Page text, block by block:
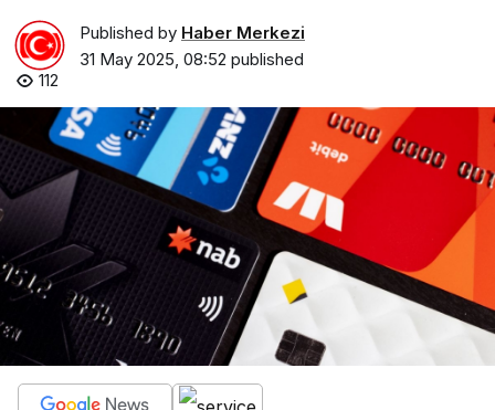
Published by Haber Merkezi
31 May 2025, 08:52 published
112